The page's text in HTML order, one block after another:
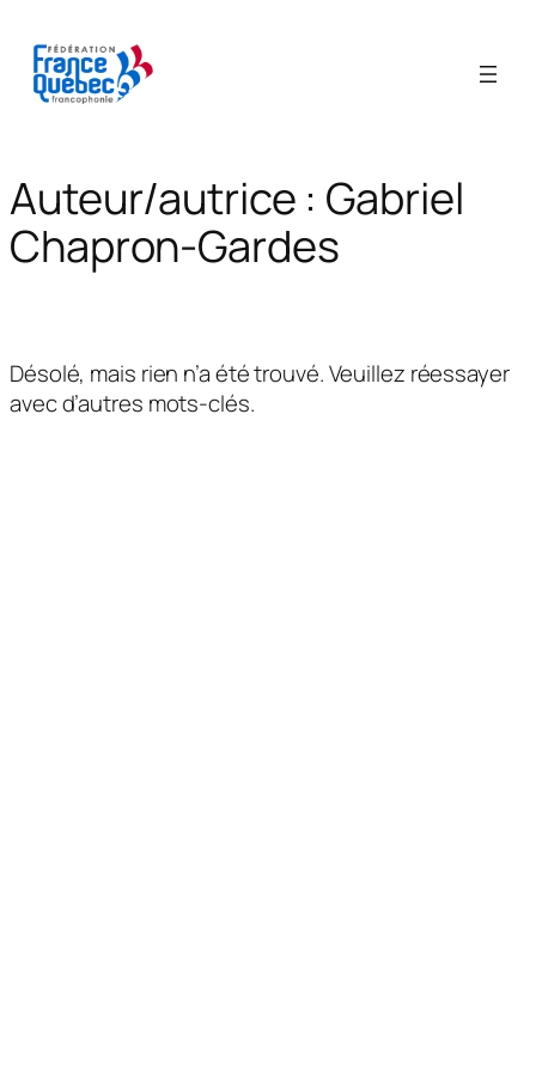
contenu
Auteur/autrice : Gabriel
Chapron-Gardes
Désolé, mais rien n’a été trouvé. Veuillez réessayer
avec d’autres mots-clés.